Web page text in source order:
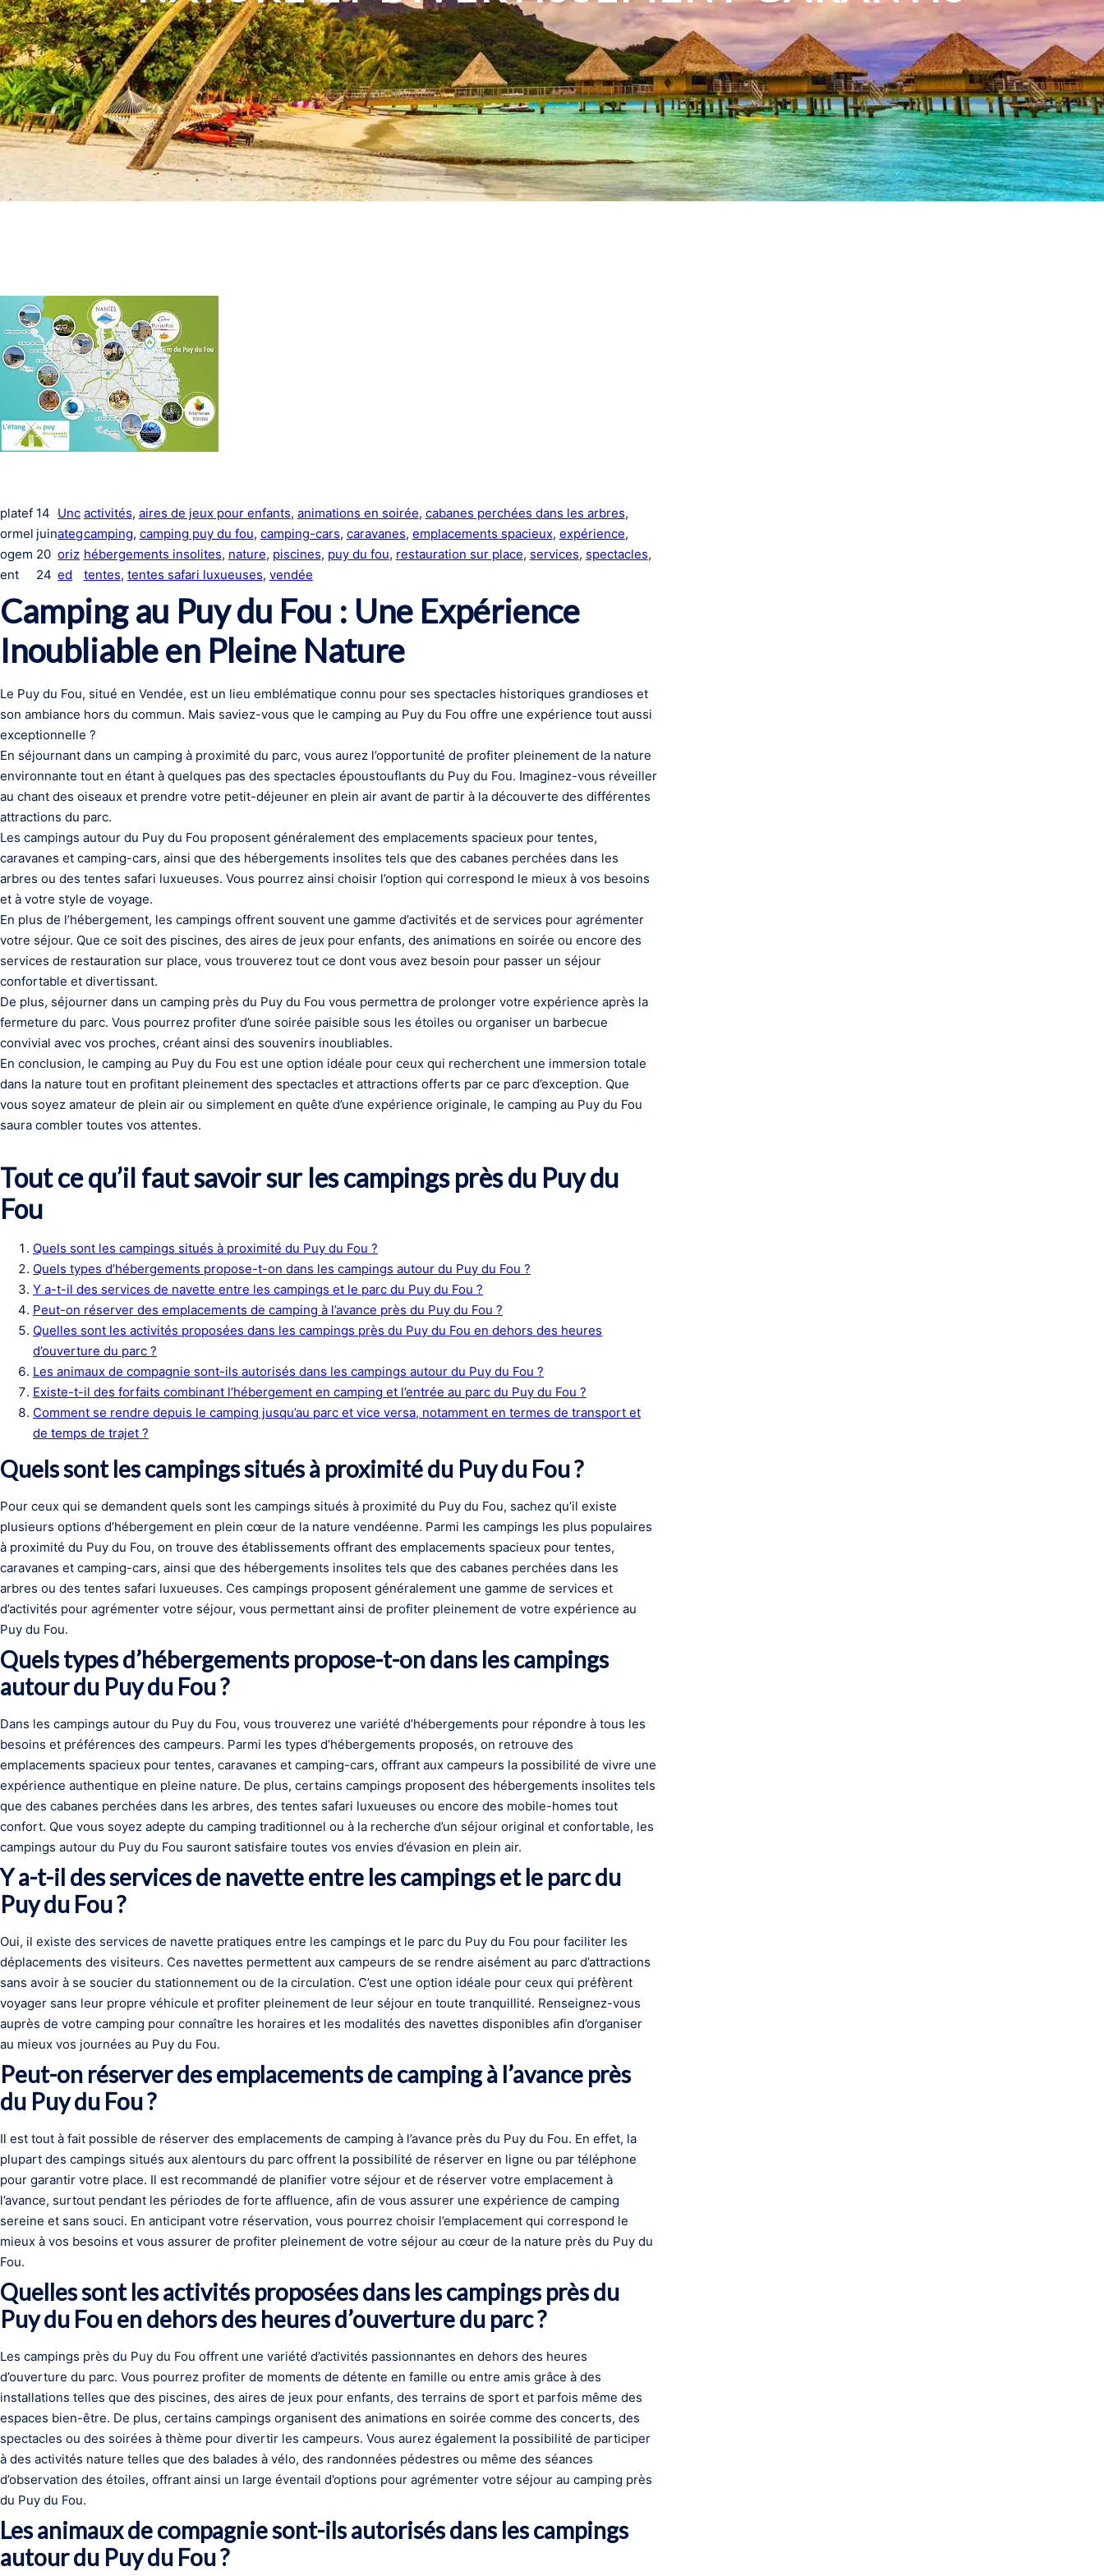
platef
ormel
ogem
ent
14
juin
20
24
Unc
ateg
oriz
ed
activités, aires de jeux pour enfants, animations en soirée, cabanes perchées dans les arbres
camping, camping puy du fou, camping-cars, caravanes, emplacements spacieux, expérience
hébergements insolites, nature, piscines, puy du fou, restauration sur place, services, spectacles
tentes, tentes safari luxueuses, vendée
Camping au Puy du Fou : Une Expérience
Inoubliable en Pleine Nature
Le Puy du Fou, situé en Vendée, est un lieu emblématique connu pour ses spectacles historiques grandioses et
son ambiance hors du commun. Mais saviez-vous que le camping au Puy du Fou offre une expérience tout aussi
exceptionnelle ?
En séjournant dans un camping à proximité du parc, vous aurez l’opportunité de profiter pleinement de la nature
environnante tout en étant à quelques pas des spectacles époustouflants du Puy du Fou. Imaginez-vous réveiller
au chant des oiseaux et prendre votre petit-déjeuner en plein air avant de partir à la découverte des différentes
attractions du parc.
Les campings autour du Puy du Fou proposent généralement des emplacements spacieux pour tentes,
caravanes et camping-cars, ainsi que des hébergements insolites tels que des cabanes perchées dans les
arbres ou des tentes safari luxueuses. Vous pourrez ainsi choisir l’option qui correspond le mieux à vos besoins
et à votre style de voyage.
En plus de l’hébergement, les campings offrent souvent une gamme d’activités et de services pour agrémenter
votre séjour. Que ce soit des piscines, des aires de jeux pour enfants, des animations en soirée ou encore des
services de restauration sur place, vous trouverez tout ce dont vous avez besoin pour passer un séjour
confortable et divertissant.
De plus, séjourner dans un camping près du Puy du Fou vous permettra de prolonger votre expérience après la
fermeture du parc. Vous pourrez profiter d’une soirée paisible sous les étoiles ou organiser un barbecue
convivial avec vos proches, créant ainsi des souvenirs inoubliables.
En conclusion, le camping au Puy du Fou est une option idéale pour ceux qui recherchent une immersion totale
dans la nature tout en profitant pleinement des spectacles et attractions offerts par ce parc d’exception. Que
vous soyez amateur de plein air ou simplement en quête d’une expérience originale, le camping au Puy du Fou
saura combler toutes vos attentes.
Tout ce qu’il faut savoir sur les campings près du Puy du
Fou
Quels sont les campings situés à proximité du Puy du Fou ?
Quels types d’hébergements propose-t-on dans les campings autour du Puy du Fou ?
Y a-t-il des services de navette entre les campings et le parc du Puy du Fou ?
Peut-on réserver des emplacements de camping à l’avance près du Puy du Fou ?
Quelles sont les activités proposées dans les campings près du Puy du Fou en dehors des heures
d’ouverture du parc ?
Les animaux de compagnie sont-ils autorisés dans les campings autour du Puy du Fou ?
Existe-t-il des forfaits combinant l’hébergement en camping et l’entrée au parc du Puy du Fou ?
Comment se rendre depuis le camping jusqu’au parc et vice versa, notamment en termes de transport et
de temps de trajet ?
Quels sont les campings situés à proximité du Puy du Fou ?
Pour ceux qui se demandent quels sont les campings situés à proximité du Puy du Fou, sachez qu’il existe
plusieurs options d’hébergement en plein cœur de la nature vendéenne. Parmi les campings les plus populaires
à proximité du Puy du Fou, on trouve des établissements offrant des emplacements spacieux pour tentes,
caravanes et camping-cars, ainsi que des hébergements insolites tels que des cabanes perchées dans les
arbres ou des tentes safari luxueuses. Ces campings proposent généralement une gamme de services et
d’activités pour agrémenter votre séjour, vous permettant ainsi de profiter pleinement de votre expérience au
Puy du Fou.
Quels types d’hébergements propose-t-on dans les campings
autour du Puy du Fou ?
Dans les campings autour du Puy du Fou, vous trouverez une variété d’hébergements pour répondre à tous les
besoins et préférences des campeurs. Parmi les types d’hébergements proposés, on retrouve des
emplacements spacieux pour tentes, caravanes et camping-cars, offrant aux campeurs la possibilité de vivre une
expérience authentique en pleine nature. De plus, certains campings proposent des hébergements insolites tels
que des cabanes perchées dans les arbres, des tentes safari luxueuses ou encore des mobile-homes tout
confort. Que vous soyez adepte du camping traditionnel ou à la recherche d’un séjour original et confortable, les
campings autour du Puy du Fou sauront satisfaire toutes vos envies d’évasion en plein air.
Y a-t-il des services de navette entre les campings et le parc du
Puy du Fou ?
Oui, il existe des services de navette pratiques entre les campings et le parc du Puy du Fou pour faciliter les
déplacements des visiteurs. Ces navettes permettent aux campeurs de se rendre aisément au parc d’attractions
sans avoir à se soucier du stationnement ou de la circulation. C’est une option idéale pour ceux qui préfèrent
voyager sans leur propre véhicule et profiter pleinement de leur séjour en toute tranquillité. Renseignez-vous
auprès de votre camping pour connaître les horaires et les modalités des navettes disponibles afin d’organiser
au mieux vos journées au Puy du Fou.
Peut-on réserver des emplacements de camping à l’avance près
du Puy du Fou ?
Il est tout à fait possible de réserver des emplacements de camping à l’avance près du Puy du Fou. En effet, la
plupart des campings situés aux alentours du parc offrent la possibilité de réserver en ligne ou par téléphone
pour garantir votre place. Il est recommandé de planifier votre séjour et de réserver votre emplacement à
l’avance, surtout pendant les périodes de forte affluence, afin de vous assurer une expérience de camping
sereine et sans souci. En anticipant votre réservation, vous pourrez choisir l’emplacement qui correspond le
mieux à vos besoins et vous assurer de profiter pleinement de votre séjour au cœur de la nature près du Puy du
Fou.
Quelles sont les activités proposées dans les campings près du
Puy du Fou en dehors des heures d’ouverture du parc ?
Les campings près du Puy du Fou offrent une variété d’activités passionnantes en dehors des heures
d’ouverture du parc. Vous pourrez profiter de moments de détente en famille ou entre amis grâce à des
installations telles que des piscines, des aires de jeux pour enfants, des terrains de sport et parfois même des
espaces bien-être. De plus, certains campings organisent des animations en soirée comme des concerts, des
spectacles ou des soirées à thème pour divertir les campeurs. Vous aurez également la possibilité de participer
à des activités nature telles que des balades à vélo, des randonnées pédestres ou même des séances
d’observation des étoiles, offrant ainsi un large éventail d’options pour agrémenter votre séjour au camping près
du Puy du Fou.
Les animaux de compagnie sont-ils autorisés dans les campings
autour du Puy du Fou ?